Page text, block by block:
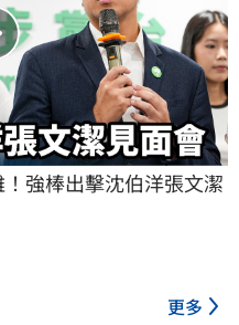
！強棒出擊沈伯洋張文潔
更多